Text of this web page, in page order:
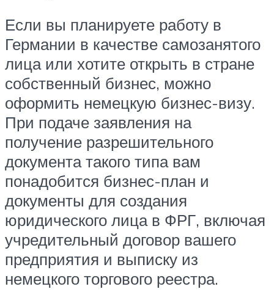
Если вы планируете работу в
Германии в качестве самозанятого
лица или хотите открыть в стране
собственный бизнес, можно
оформить немецкую бизнес-визу.
При подаче заявления на
получение разрешительного
документа такого типа вам
понадобится бизнес-план и
документы для создания
юридического лица в ФРГ, включая
учредительный договор вашего
предприятия и выписку из
немецкого торгового реестра.